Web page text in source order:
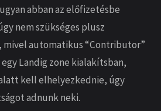
abban az előfizetésbe
nem szükséges plusz
mivel automatikus “Contributor”
Landig zone kialakítsban,
kell elhelyezkednie, úgy
adnunk neki.